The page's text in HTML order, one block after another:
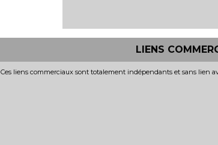
LIENS
Ces liens commerciaux sont totalement indépendants et sans lien